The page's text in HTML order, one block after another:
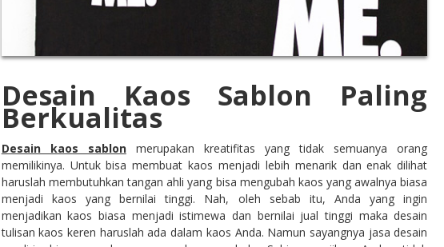
Desain Kaos Sablon Paling
Berkualitas
Desain kaos sablonmerupakan kreatifitas yang tidak semuanya orang
memilikinya. Untuk bisa membuat kaos menjadi lebih menarik dan enak dilihat
haruslah membutuhkan tangan ahli yang bisa mengubah kaos yang awalnya biasa
menjadi kaos yang bernilai tinggi. Nah, oleh sebab itu, Anda yang ingin
menjadikan kaos biasa menjadi istimewa dan bernilai jual tinggi maka desain
tulisan kaos keren haruslah ada dalam kaos Anda. Namun sayangnya jasa desain